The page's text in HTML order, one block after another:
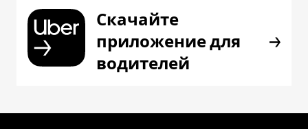
Скачайте
приложение для
водителей